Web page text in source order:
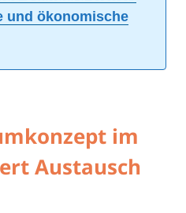
und ökonomische
im
Austausch